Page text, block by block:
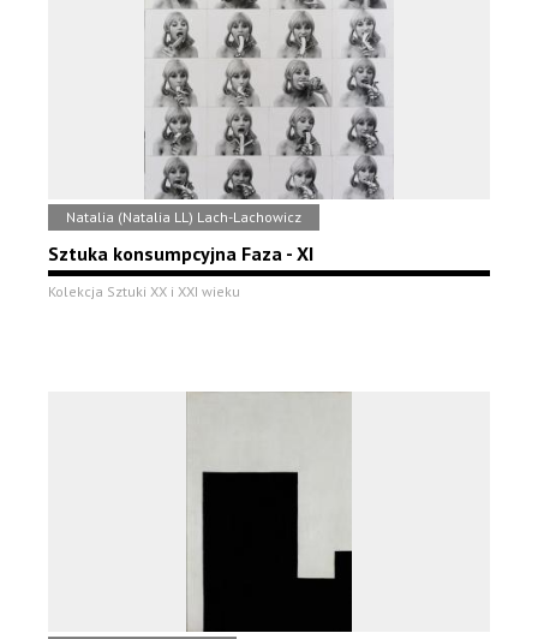
Natalia (Natalia LL) Lach-Lachowicz
Sztuka konsumpcyjna Faza - XI
Kolekcja Sztuki XX i XXI wieku